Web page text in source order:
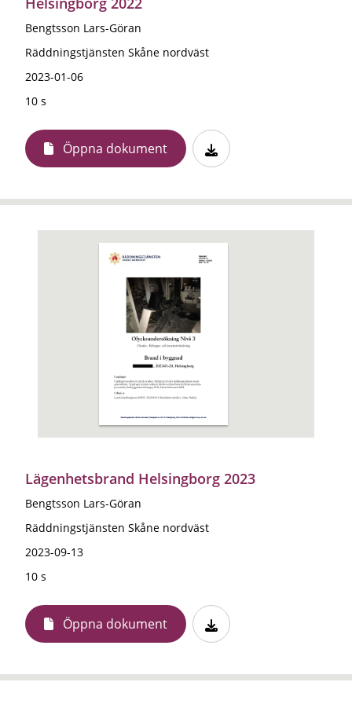
Bengtsson Lars-Göran
Räddningstjänsten Skåne nordväst
2023-01-06
10 s
Öppna dokument
Lägenhetsbrand Helsingborg 2023
Bengtsson Lars-Göran
Räddningstjänsten Skåne nordväst
2023-09-13
10 s
Öppna dokument